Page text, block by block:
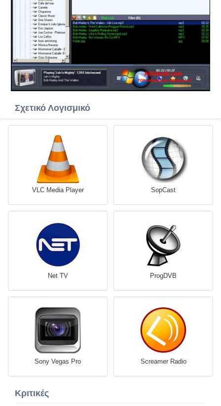
Σχετικό Λογισμικό
VLC Media Player SopCast
Net TV ProgDVB
Sony Vegas Pro Screamer Radio
Κριτικές